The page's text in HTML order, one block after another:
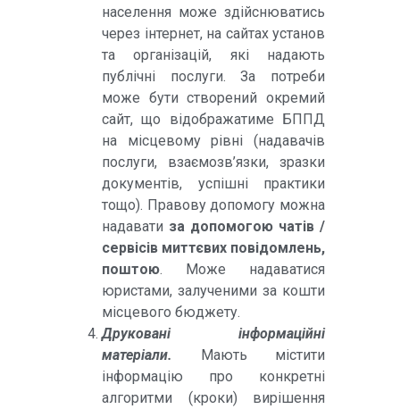
населення може здійснюватись
через інтернет, на сайтах установ
та організацій, які надають
публічні послуги. За потреби
може бути створений окремий
сайт, що відображатиме БППД
на місцевому рівні (надавачів
послуги, взаємозв’язки, зразки
документів, успішні практики
тощо). Правову допомогу можна
надавати за допомогою чатів /
сервісів миттєвих повідомлень,
поштою. Може надаватися
юристами, залученими за кошти
місцевого бюджету.
Друковані інформаційні
матеріали.
Мають містити
інформацію про конкретні
алгоритми (кроки) вирішення